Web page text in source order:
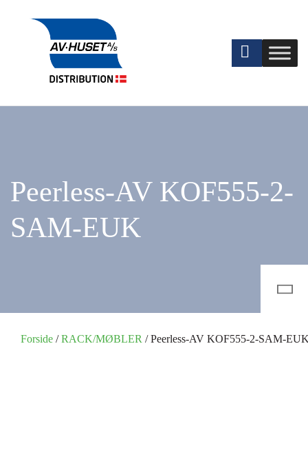
Peerless-AV KOF555-2-
SAM-EUK
Forside /RACK/MØBLER / Peerless-AV KOF555-2-SAM-